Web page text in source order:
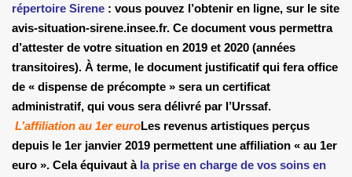
répertoire Sirene : vous pouvez l’obtenir en ligne, sur le site
avis-situation-sirene.insee.fr. Ce document vous permettra
d’attester de votre situation en 2019 et 2020 (années
transitoires). À terme, le document justificatif qui fera office
de « dispense de précompte » sera un certificat
administratif, qui vous sera délivré par l’Urssaf.
L’affiliation au 1er euroLes revenus artistiques perçus
depuis le 1er janvier 2019 permettent une affiliation « au 1er
euro ». Cela équivaut à la prise en charge de vos soins en